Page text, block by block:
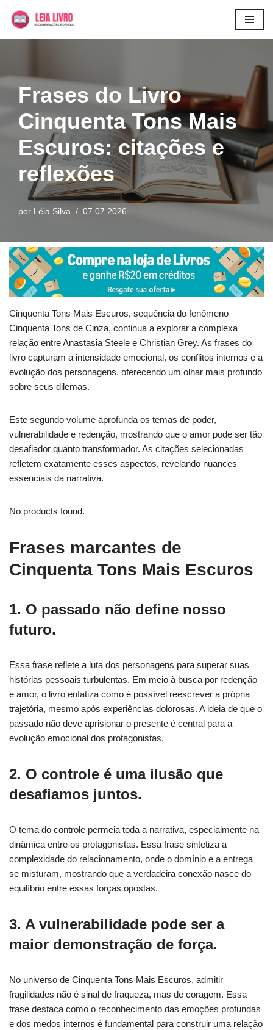
conteúdo
Frases do Livro
Cinquenta Tons Mais
Escuros: citações e
reflexões
por Léia Silva 07.07.2026
Cinquenta Tons Mais Escuros, sequência do fenômeno
Cinquenta Tons de Cinza, continua a explorar a complexa
relação entre Anastasia Steele e Christian Grey. As frases do
livro capturam a intensidade emocional, os conflitos internos e a
evolução dos personagens, oferecendo um olhar mais profundo
sobre seus dilemas.
Este segundo volume aprofunda os temas de poder,
vulnerabilidade e redenção, mostrando que o amor pode ser tão
desafiador quanto transformador. As citações selecionadas
refletem exatamente esses aspectos, revelando nuances
essenciais da narrativa.
No products found.
Frases marcantes de
Cinquenta Tons Mais Escuros
1. O passado não define nosso
futuro.
Essa frase reflete a luta dos personagens para superar suas
histórias pessoais turbulentas. Em meio à busca por redenção
e amor, o livro enfatiza como é possível reescrever a própria
trajetória, mesmo após experiências dolorosas. A ideia de que o
passado não deve aprisionar o presente é central para a
evolução emocional dos protagonistas.
2. O controle é uma ilusão que
desafiamos juntos.
O tema do controle permeia toda a narrativa, especialmente na
dinâmica entre os protagonistas. Essa frase sintetiza a
complexidade do relacionamento, onde o domínio e a entrega
se misturam, mostrando que a verdadeira conexão nasce do
equilíbrio entre essas forças opostas.
3. A vulnerabilidade pode ser a
maior demonstração de força.
No universo de Cinquenta Tons Mais Escuros, admitir
fragilidades não é sinal de fraqueza, mas de coragem. Essa
frase destaca como o reconhecimento das emoções profundas
e dos medos internos é fundamental para construir uma relação